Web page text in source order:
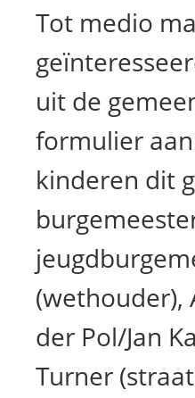
Tot medio
uit de
formulier
kinderen dit
(wethouder),
der Pol/Jan
Turner